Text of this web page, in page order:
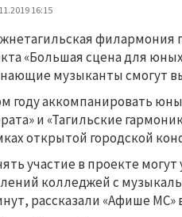
16:15
филармония
«Большая сцена для
музыканты смогут
году аккомпанировать
и «Тагильские
открытой городской
участие в проекте
колледжей с
рассказали «Афише